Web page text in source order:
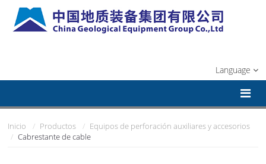
Language
Inicio Productos
Equipos de perforación auxiliares y accesorios
Cabrestante de cable